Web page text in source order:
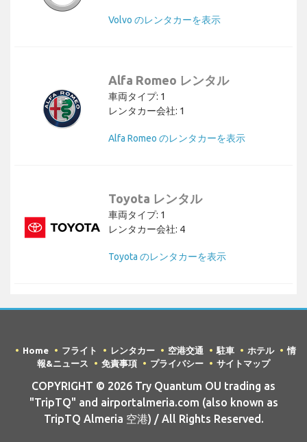
Volvo のレンタカーを表示
Alfa Romeo レンタル
車両タイプ: 1
レンタカー会社: 1
Alfa Romeo のレンタカーを表示
Toyota レンタル
車両タイプ: 1
レンタカー会社: 4
Toyota のレンタカーを表示
Home フライト レンタカー 空港交通 駐車 ホテル
情
報&ニュース
免責事項 プライバシー サイトマップ
COPYRIGHT © 2026 Try Quantum OU trading as
"TripTQ" and airportalmeria.com (also known as
TripTQ Almeria 空港) / All Rights Reserved.